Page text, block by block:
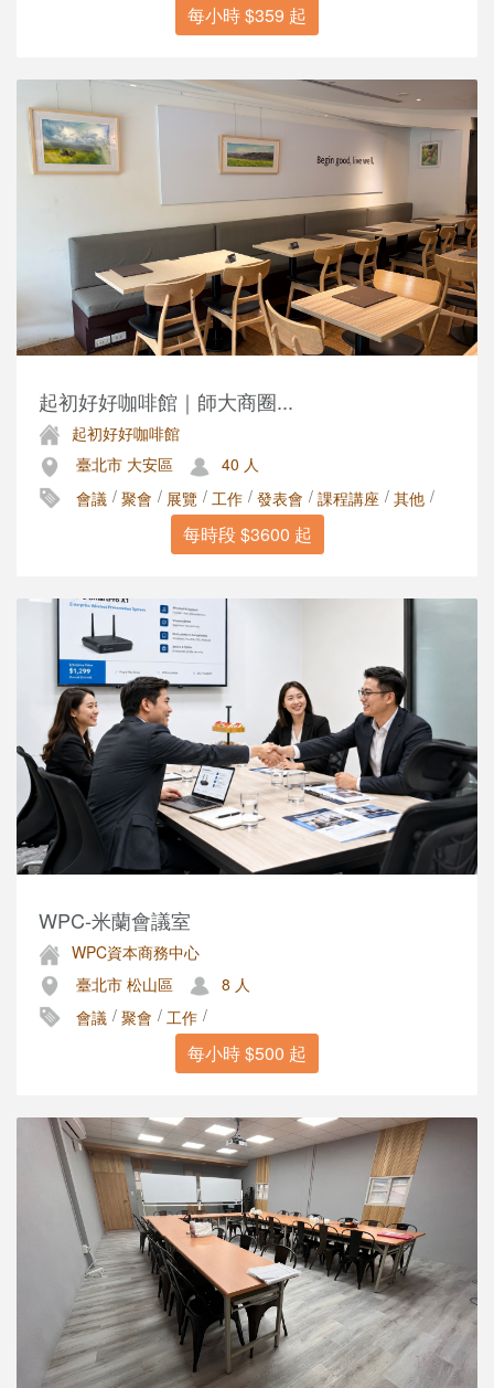
每小時 $359 起
起初好好咖啡館｜師大商圈...
起初好好咖啡館
臺北市 大安區
40 人
會議 / 聚會 / 展覽 / 工作 / 發表會 / 課程講座 / 其他 /
每時段 $3600 起
WPC-米蘭會議室
WPC資本商務中心
臺北市 松山區
8 人
會議 / 聚會 / 工作 /
每小時 $500 起